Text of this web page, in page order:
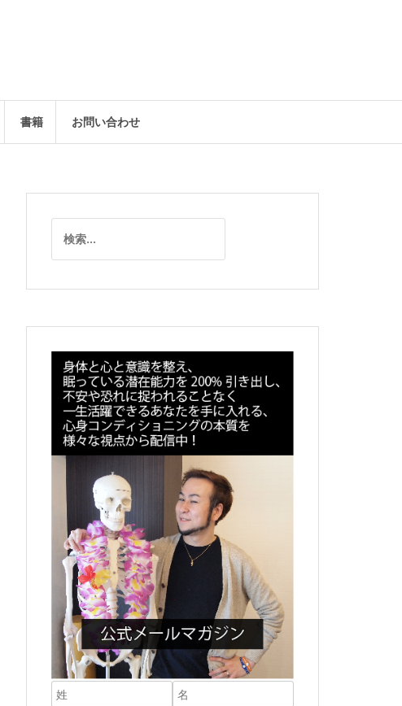
書籍 お問い合わせ
索: